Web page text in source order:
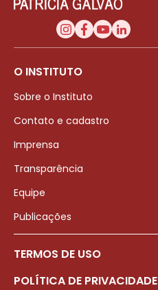
O INSTITUTO
Sobre o Instituto
Contato e cadastro
Imprensa
Transparência
Equipe
Publicações
TERMOS DE USO
POLÍTICA DE PRIVACIDADE